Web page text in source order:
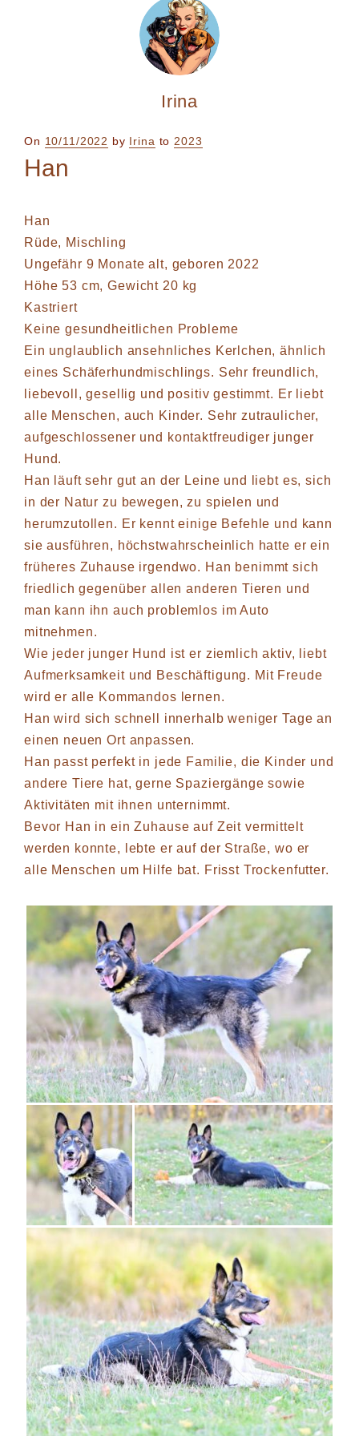
Irina
On Posted
10/11/2022 by Irina to 2023
Han
Han
Rüde, Mischling
Ungefähr 9 Monate alt, geboren 2022
Höhe 53 cm, Gewicht 20 kg
Kastriert
Keine gesundheitlichen Probleme
Ein unglaublich ansehnliches Kerlchen, ähnlich
eines Schäferhundmischlings. Sehr freundlich,
liebevoll, gesellig und positiv gestimmt. Er liebt
alle Menschen, auch Kinder. Sehr zutraulicher,
aufgeschlossener und kontaktfreudiger junger
Hund.
Han läuft sehr gut an der Leine und liebt es, sich
in der Natur zu bewegen, zu spielen und
herumzutollen. Er kennt einige Befehle und kann
sie ausführen, höchstwahrscheinlich hatte er ein
früheres Zuhause irgendwo. Han benimmt sich
friedlich gegenüber allen anderen Tieren und
man kann ihn auch problemlos im Auto
mitnehmen.
Wie jeder junger Hund ist er ziemlich aktiv, liebt
Aufmerksamkeit und Beschäftigung. Mit Freude
wird er alle Kommandos lernen.
Han wird sich schnell innerhalb weniger Tage an
einen neuen Ort anpassen.
Han passt perfekt in jede Familie, die Kinder und
andere Tiere hat, gerne Spaziergänge sowie
Aktivitäten mit ihnen unternimmt.
Bevor Han in ein Zuhause auf Zeit vermittelt
werden konnte, lebte er auf der Straße, wo er
alle Menschen um Hilfe bat. Frisst Trockenfutter.